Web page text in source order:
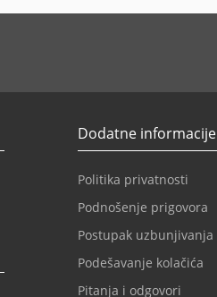
Dodatne informacije
Politika privatnosti
Podnošenje prigovora
Postupak uzbunjivanja
Podešavanje kolačića
Pitanja i odgovori